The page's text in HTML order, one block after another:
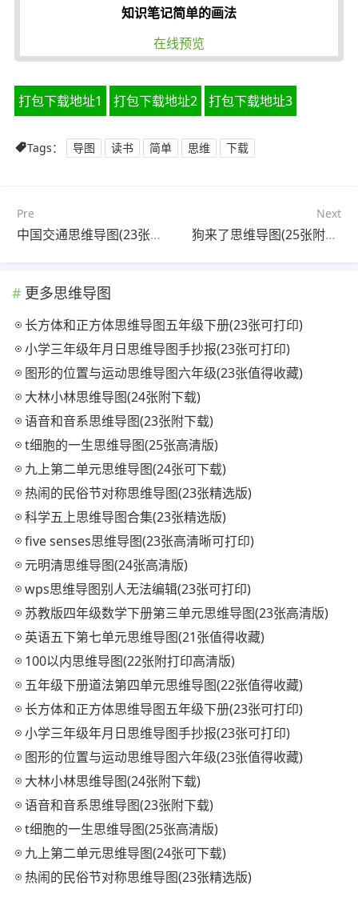
知识笔记简单的画法
在线预览
打包下载地址1 打包下载地址2 打包下载地址3
Tags： 导图 读书 简单 思维 下载
Pre
中国交通思维导图(23张可下载)
Next
狗来了思维导图(25张附打印高清版)
更多思维导图
长方体和正方体思维导图五年级下册(23张可打印)
小学三年级年月日思维导图手抄报(23张可打印)
图形的位置与运动思维导图六年级(23张值得收藏)
大林小林思维导图(24张附下载)
语音和音系思维导图(23张附下载)
t细胞的一生思维导图(25张高清版)
九上第二单元思维导图(24张可下载)
热闹的民俗节对称思维导图(23张精选版)
科学五上思维导图合集(23张精选版)
five senses思维导图(23张高清晰可打印)
元明清思维导图(24张高清版)
wps思维导图别人无法编辑(23张可打印)
苏教版四年级数学下册第三单元思维导图(23张高清版)
英语五下第七单元思维导图(21张值得收藏)
100以内思维导图(22张附打印高清版)
五年级下册道法第四单元思维导图(22张值得收藏)
长方体和正方体思维导图五年级下册(23张可打印)
小学三年级年月日思维导图手抄报(23张可打印)
图形的位置与运动思维导图六年级(23张值得收藏)
大林小林思维导图(24张附下载)
语音和音系思维导图(23张附下载)
t细胞的一生思维导图(25张高清版)
九上第二单元思维导图(24张可下载)
热闹的民俗节对称思维导图(23张精选版)